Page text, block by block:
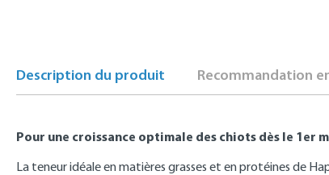
Description du produit Recommandation
Pour une croissance optimale des chiots dès le 1er
La teneur idéale en matières grasses et en protéines de